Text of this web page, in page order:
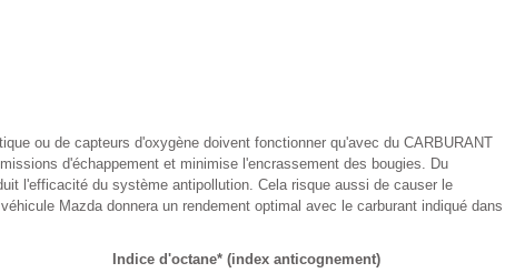
ou de capteurs d'oxygène doivent fonctionner qu'avec du CARBURANT
d'échappement et minimise l'encrassement des bougies. Du
l'efficacité du système antipollution. Cela risque aussi de causer le
Mazda donnera un rendement optimal avec le carburant indiqué dans
Indice d'octane* (index anticognement)